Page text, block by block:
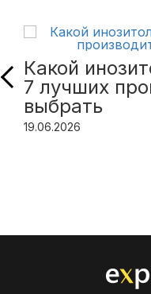
Какой
7 лучших
выбрать
19.06.2026